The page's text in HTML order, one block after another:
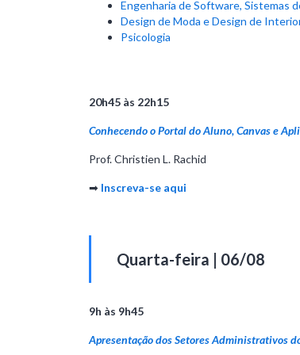
Engenharia de Software, Sistemas
Design de Moda e Design de
Psicologia
20h45 às 22h15
Conhecendo o Portal do Aluno, Canvas e
Prof. Christien L. Rachid
➡ Inscreva-se aqui
Quarta-feira | 06/08
9h às 9h45
Apresentação dos Setores Administrativos